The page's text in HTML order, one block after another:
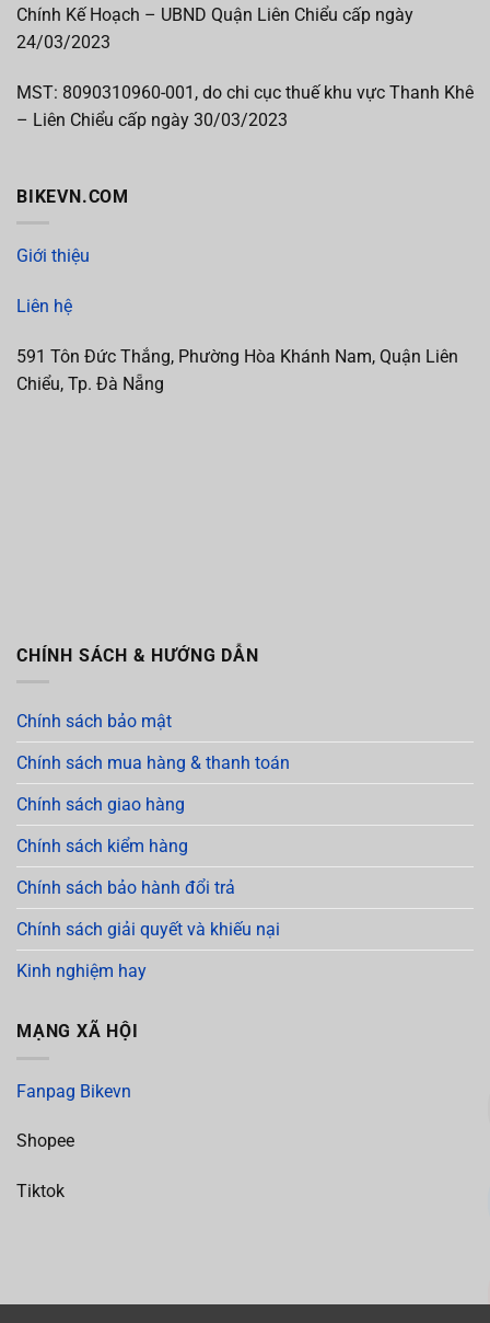
Chính Kế Hoạch – UBND Quận Liên Chiểu cấp ngày
24/03/2023
MST: 8090310960-001, do chi cục thuế khu vực Thanh Khê
– Liên Chiểu cấp ngày 30/03/2023
BIKEVN.COM
Giới thiệu
Liên hệ
591 Tôn Đức Thắng, Phường Hòa Khánh Nam, Quận Liên
Chiểu, Tp. Đà Nẵng
CHÍNH SÁCH & HƯỚNG DẪN
Chính sách bảo mật
Chính sách mua hàng & thanh toán
Chính sách giao hàng
Chính sách kiểm hàng
Chính sách bảo hành đổi trả
Chính sách giải quyết và khiếu nại
Kinh nghiệm hay
MẠNG XÃ HỘI
Fanpag Bikevn
Shopee
Tiktok